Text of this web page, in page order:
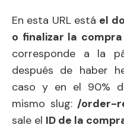
En esta URL está el
o finalizar la compra
corresponde a la
después de haber
caso y en el 90%
mismo slug: /order-
sale el ID de la